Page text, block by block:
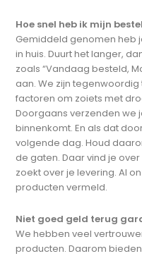
Hoe snel heb ik mijn
Gemiddeld genomen heb
in huis. Duurt het langer,
zoals “Vandaag besteld,
aan. We zijn
factoren om zoiets met
Doorgaans verzenden we
binnenkomt. En als dat
volgende dag. Houd
de gaten. Daar vind je
zoekt over je levering. Al
producten vermeld.
Niet goed geld terug
We hebben veel
producten. Daarom